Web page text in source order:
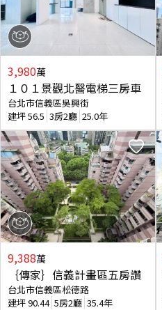
3,980萬
１０１景觀北醫電梯三房車
台北市信義區吳興街
建坪56.5 3房2廳 25.0年
9,388萬
｛傳家｝信義計畫區五房讚
台北市信義區松德路
建坪90.44 5房2廳 35.4年